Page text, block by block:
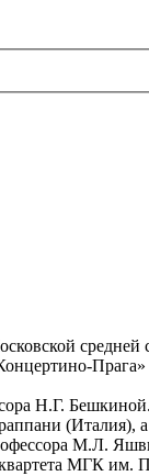
Прага»
Н.Г.
(Италия),
М.Л.
МГК им.